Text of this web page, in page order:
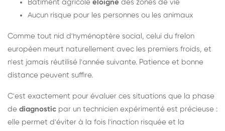
Bâtiment agricole éloigné des zones de vie
Aucun risque pour les personnes ou les animaux
Comme tout nid d'hyménoptère social, celui du frelon
européen meurt naturellement avec les premiers froids, et
n'est jamais réutilisé l'année suivante. Patience et bonne
distance peuvent suffire.
C'est exactement pour évaluer ces situations que la phase
de diagnostic par un technicien expérimenté est précieuse :
elle permet d'éviter à la fois l'inaction risquée et la